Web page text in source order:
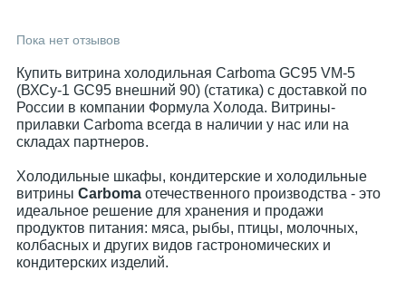
Пока нет отзывов
Купить витрина холодильная Carboma GC95 VM-5
(ВХСу-1 GC95 внешний 90) (статика) с доставкой по
России в компании Формула Холода. Витрины-
прилавки Carboma всегда в наличии у нас или на
складах партнеров.
Холодильные шкафы, кондитерские и холодильные
витрины Carboma отечественного производства - это
идеальное решение для хранения и продажи
продуктов питания: мяса, рыбы, птицы, молочных,
колбасных и других видов гастрономических и
кондитерских изделий.